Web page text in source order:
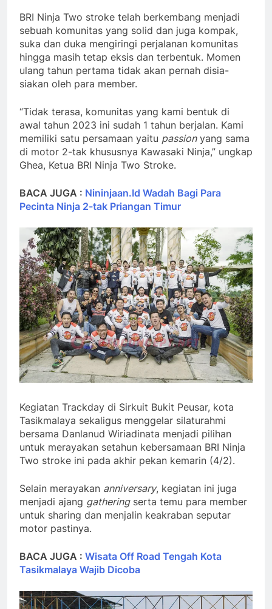
BRI Ninja Two stroke telah berkembang menjadi
sebuah komunitas yang solid dan juga kompak,
suka dan duka mengiringi perjalanan komunitas
hingga masih tetap eksis dan terbentuk. Momen
ulang tahun pertama tidak akan pernah disia-
siakan oleh para member.
“Tidak terasa, komunitas yang kami bentuk di
awal tahun 2023 ini sudah 1 tahun berjalan. Kami
memiliki satu persamaan yaitu passionyang sama
di motor 2-tak khususnya Kawasaki Ninja,” ungkap
Ghea, Ketua BRI Ninja Two Stroke.
BACA JUGA : Nininjaan.Id Wadah Bagi Para
Pecinta Ninja 2-tak Priangan Timur
Kegiatan Trackday di Sirkuit Bukit Peusar, kota
Tasikmalaya sekaligus menggelar silaturahmi
bersama Danlanud Wiriadinata menjadi pilihan
untuk merayakan setahun kebersamaan BRI Ninja
Two stroke ini pada akhir pekan kemarin (4/2).
Selain merayakan anniversary, kegiatan ini juga
menjadi ajang gatheringserta temu para member
untuk sharing dan menjalin keakraban seputar
motor pastinya.
BACA JUGA : Wisata Off Road Tengah Kota
Tasikmalaya Wajib Dicoba